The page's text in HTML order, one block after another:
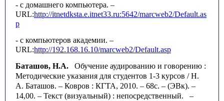
- с домашнего компьютера. –
URL:http://itnetdksta.e.itnet33.ru:5642/marcweb2/Default.as
p
- с компьютеров академии. –
URL:http://192.168.16.10/marcweb2/Default.asp
Баташов, Н.А. Обучение аудированию и говорению :
Методические указания для студентов 1-3 курсов / Н.
А. Баташов. – Ковров : КГТА, 2010. – 68с. – (ЭВк). –
14,00. – Текст (визуальный) : непосредственный.
–